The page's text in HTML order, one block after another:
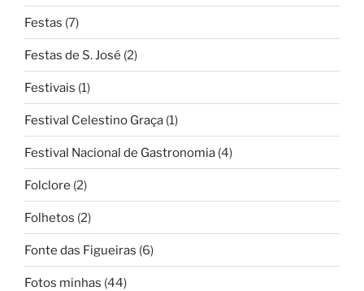
Festas (7)
Festas de S. José (2)
Festivais (1)
Festival Celestino Graça (1)
Festival Nacional de Gastronomia (4)
Folclore (2)
Folhetos (2)
Fonte das Figueiras (6)
Fotos minhas (44)